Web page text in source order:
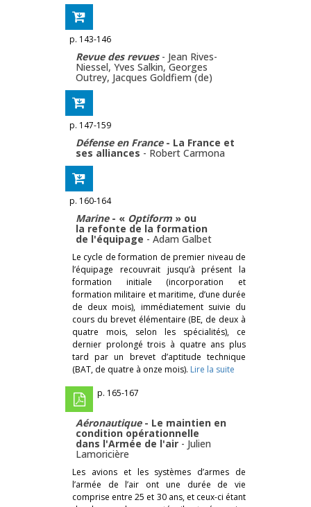
p. 143-146
Revue des revues - Jean Rives-
Niessel, Yves Salkin,Georges
Outrey, Jacques Goldfiem (de)
p. 147-159
Défense en France- La France et
ses alliances - Robert Carmona
p. 160-164
Marine - « Optiform » ou
la refonte de la formation
de l'équipage - Adam Galbet
Le cycle de formation de premier niveau de
l’équipage recouvrait jusqu’à présent la
formation initiale (incorporation et
formation militaire et maritime, d’une durée
de deux mois), immédiatement suivie du
cours du brevet élémentaire (BE, de deux à
quatre mois, selon les spécialités), ce
dernier prolongé trois à quatre ans plus
tard par un brevet d’aptitude technique
(BAT, de quatre à onze mois). Lire la suite
p. 165-167
Aéronautique - Le maintien en
condition opérationnelle
dans l'Armée de l'air - Julien
Lamoricière
Les avions et les systèmes d’armes de
l’armée de l’air ont une durée de vie
comprise entre 25 et 30 ans, et ceux-ci étant